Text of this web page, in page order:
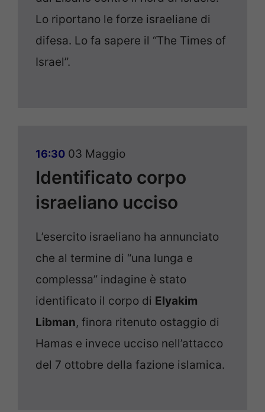
Lo riportano le forze israeliane di
difesa. Lo fa sapere il “The Times of
Israel”.
16:30 03 Maggio
Identificato corpo
israeliano ucciso
L’esercito israeliano ha annunciato
che al termine di “una lunga e
complessa” indagine è stato
identificato il corpo di Elyakim
Libman, finora ritenuto ostaggio di
Hamas e invece ucciso nell’attacco
del 7 ottobre della fazione islamica.